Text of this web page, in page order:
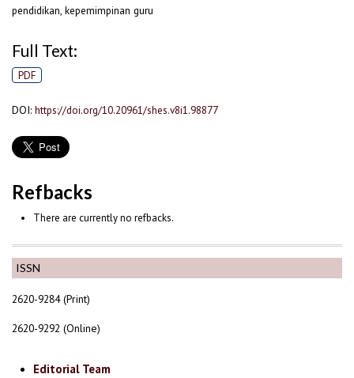
ISSN
2620-9284 (Print)
2620-9292 (Online)
Editorial Team
pendidikan, kepemimpinan guru
Full Text:
PDF
DOI: https://doi.org/10.20961/shes.v8i1.98877
Refbacks
There are currently no refbacks.